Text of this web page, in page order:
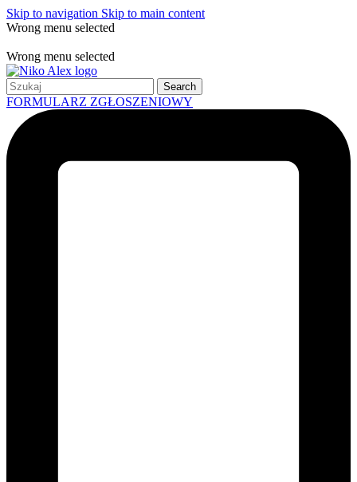
Skip to navigation Skip to main content
Wrong menu selected
Wrong menu selected
Search
FORMULARZ ZGŁOSZENIOWY